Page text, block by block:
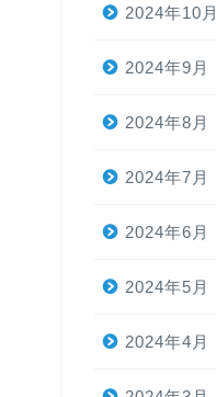
2024年10月
2024年9月
2024年8月
2024年7月
2024年6月
2024年5月
2024年4月